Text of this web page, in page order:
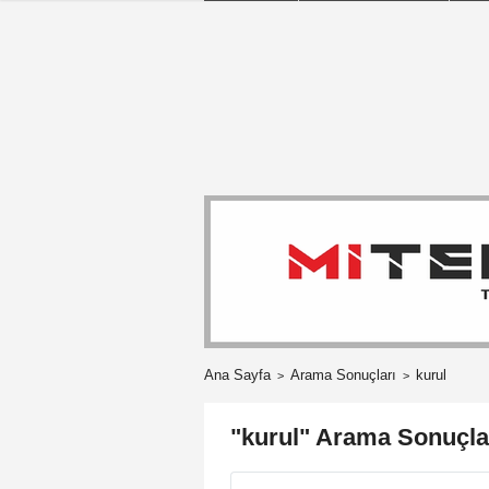
Ana Sayfa Arama Sonuçları kurul
"kurul" Arama